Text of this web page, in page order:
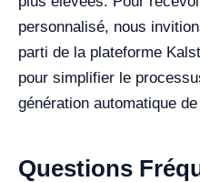
personnalisé, nous
parti de la plateforme
pour simplifier le
génération automatique
Questions